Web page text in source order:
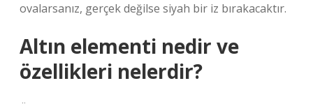
ovalarsanız, gerçek değilse siyah bir iz bırakacaktır.
Altın elementi nedir ve
özellikleri nelerdir?